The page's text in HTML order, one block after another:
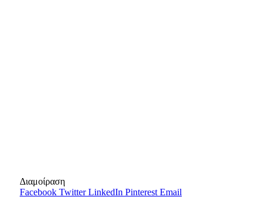
Διαμοίραση
Facebook Twitter LinkedIn Pinterest Email